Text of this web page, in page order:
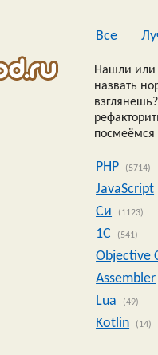
Все
Нашли или
назвать
посмеёмся
PHP (5714)
JavaScript
Си
(1123)
1C (541)
Objective
Assembler
Lua
(49)
Kotlin (14)